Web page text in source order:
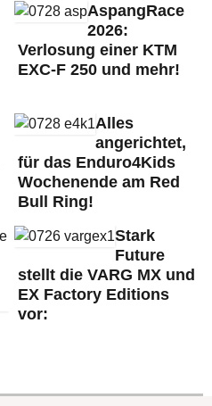
AspangRace
2026:
Verlosung einer KTM
EXC-F 250 und mehr!
Alles
angerichtet,
für das Enduro4Kids
Wochenende am Red
Bull Ring!
Stark
Future
stellt die VARG MX und
EX Factory Editions
vor: